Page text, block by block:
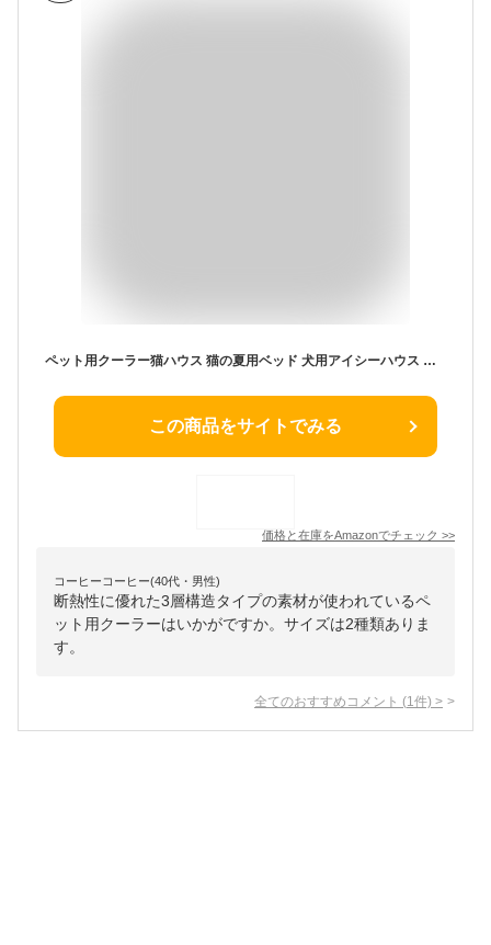
ペット用クーラー猫ハウス 猫の夏用ベッド 犬用アイシーハウス ペット用冷却ハウス 夏用キャットハウス 犬猫用ペットハウス (ライトグレー, 大型ペット用クーラーハウス/冷却ハウス)
この商品をサイトでみる
価格と在庫をAmazonでチェック >>
コーヒーコーヒー(40代・男性)
断熱性に優れた3層構造タイプの素材が使われているペ
ット用クーラーはいかがですか。サイズは2種類ありま
す。
全てのおすすめコメント (1 件) >